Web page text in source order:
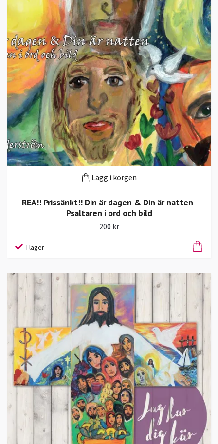
Lägg i korgen
REA!! Prissänkt!! Din är dagen & Din är natten-
Psaltaren i ord och bild
200 kr
I lager